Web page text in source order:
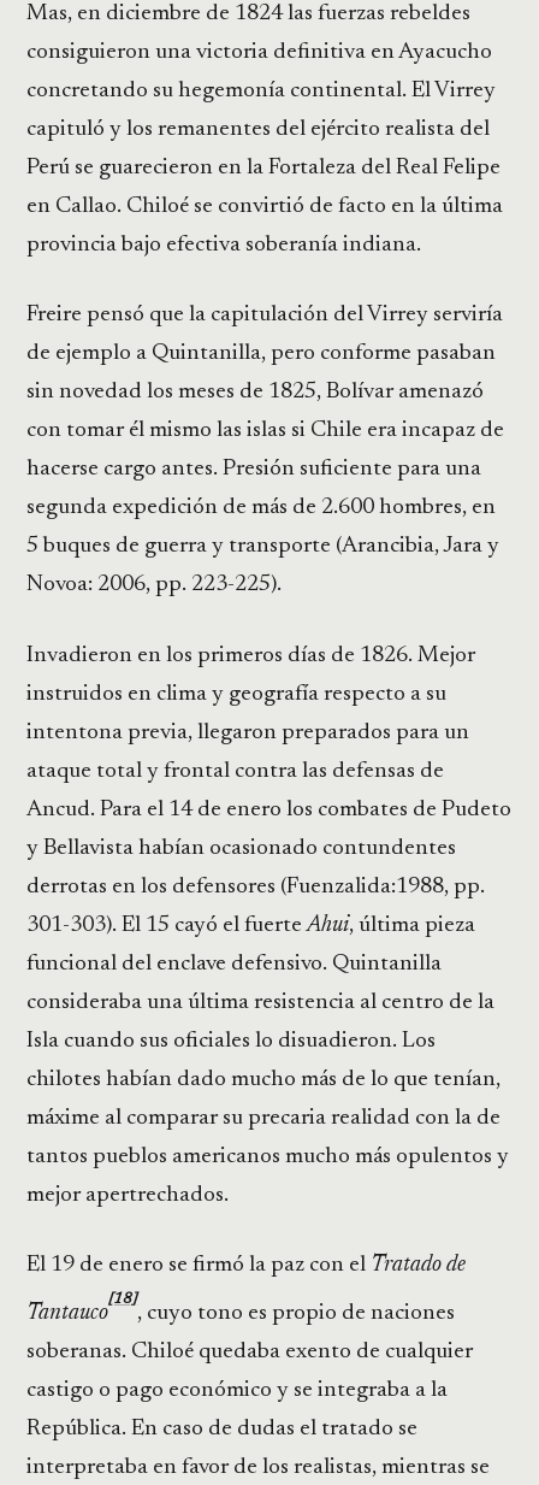
Mas, en diciembre de 1824 las fuerzas rebeldes
consiguieron una victoria definitiva en Ayacucho
concretando su hegemonía continental. El Virrey
capituló y los remanentes del ejército realista del
Perú se guarecieron en la Fortaleza del Real Felipe
en Callao. Chiloé se convirtió de facto en la última
provincia bajo efectiva soberanía indiana.
Freire pensó que la capitulación del Virrey serviría
de ejemplo a Quintanilla, pero conforme pasaban
sin novedad los meses de 1825, Bolívar amenazó
con tomar él mismo las islas si Chile era incapaz de
hacerse cargo antes. Presión suficiente para una
segunda expedición de más de 2.600 hombres, en
5 buques de guerra y transporte (Arancibia, Jara y
Novoa: 2006, pp. 223-225).
Invadieron en los primeros días de 1826. Mejor
instruidos en clima y geografía respecto a su
intentona previa, llegaron preparados para un
ataque total y frontal contra las defensas de
Ancud. Para el 14 de enero los combates de Pudeto
y Bellavista habían ocasionado contundentes
derrotas en los defensores (Fuenzalida:1988, pp.
301-303). El 15 cayó el fuerteAhui, última pieza
funcional del enclave defensivo. Quintanilla
consideraba una última resistencia al centro de la
Isla cuando sus oficiales lo disuadieron. Los
chilotes habían dado mucho más de lo que tenían,
máxime al comparar su precaria realidad con la de
tantos pueblos americanos mucho más opulentos y
mejor apertrechados.
El 19 de enero se firmó la paz con el Tratado de
Tantauco
[18]
, cuyo tono es propio de naciones
soberanas. Chiloé quedaba exento de cualquier
castigo o pago económico y se integraba a la
República. En caso de dudas el tratado se
interpretaba en favor de los realistas, mientras se